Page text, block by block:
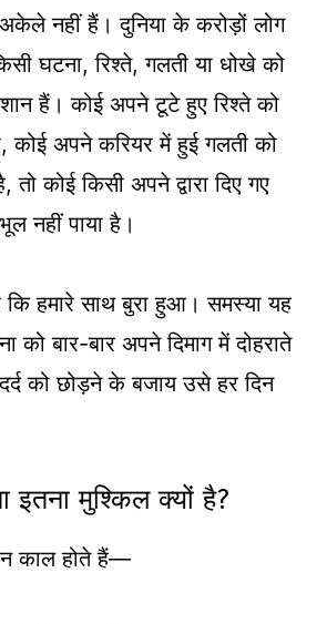
नहीं हैं। दुनिया के करोड़ों लोग
घटना, रिश्ते, गलती या धोखे को
हैं। कोई अपने टूटे हुए रिश्ते को
कोई अपने करियर में हुई गलती को
कोई किसी अपने द्वारा दिए गए
नहीं पाया है।
कि हमारे साथ बुरा हुआ। समस्या यह
को बार-बार अपने दिमाग में दोहराते
को छोड़ने के बजाय उसे हर दिन
इतना मुश्किल क्यों है?
काल होते हैं—